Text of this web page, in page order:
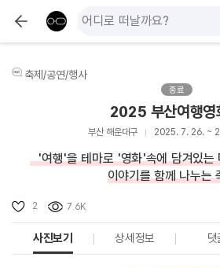
축제/공연/행사
종료
2025 부산여행영
부산 해운대구 2025. 7. 26. ~
'여행'을 테마로 '영화'속에 담겨있는
이야기를 함께 나누는
2 7.6K
사진보기 상세정보 댓